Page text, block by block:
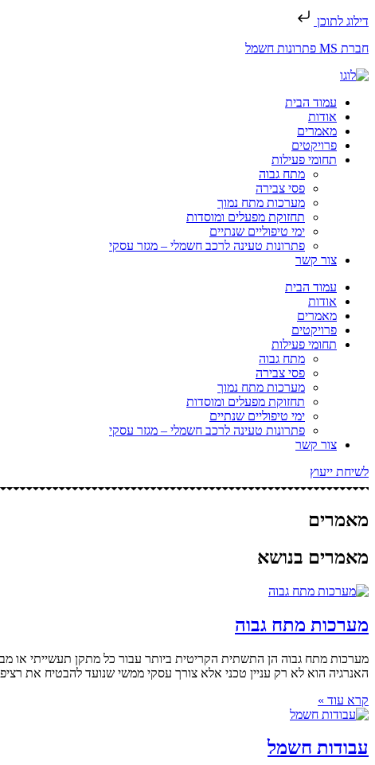
דילוג לתוכן
חברת MS פתרונות חשמל
עמוד הבית
אודות
מאמרים
פרויקטים
תחומי פעילות
מתח גבוה
פסי צבירה
מערכות מתח נמוך
תחזוקת מפעלים ומוסדות
ימי טיפוליים שנתיים
פתרונות טעינה לרכב חשמלי – מגזר עסקי
צור קשר
עמוד הבית
אודות
מאמרים
פרויקטים
תחומי פעילות
מתח גבוה
פסי צבירה
מערכות מתח נמוך
תחזוקת מפעלים ומוסדות
ימי טיפוליים שנתיים
פתרונות טעינה לרכב חשמלי – מגזר עסקי
צור קשר
לשיחת ייעוץ
מאמרים
מאמרים בנושא
מערכות מתח גבוה
האנרגיה הוא לא רק עניין טכני אלא צורך עסקי ממשי שנועד להבטיח את רציפות הייצור
קרא עוד »
עבודות חשמל